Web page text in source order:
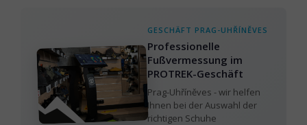
GESCHÄFT PRAG-UHŘÍNĚVES
Professionelle
Fußvermessung im
PROTREK-Geschäft
Prag-Uhříněves - wir helfen
Ihnen bei der Auswahl der
richtigen Schuhe